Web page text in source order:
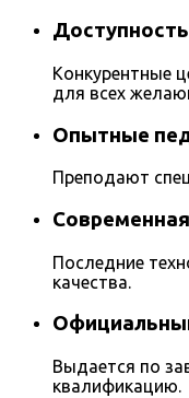
Конкурентные
для всех
Опытные
Преподают
Последние
качества.
Выдается по
квалификацию.